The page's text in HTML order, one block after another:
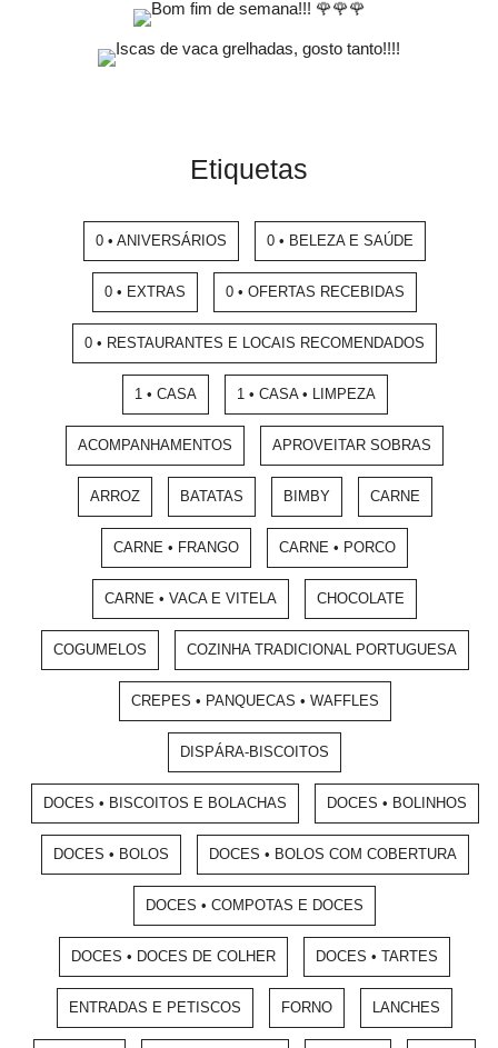
Etiquetas
0 • ANIVERSÁRIOS 0 • BELEZA E SAÚDE
0 • EXTRAS 0 • OFERTAS RECEBIDAS
0 • RESTAURANTES E LOCAIS RECOMENDADOS
1 • CASA 1 • CASA • LIMPEZA
ACOMPANHAMENTOS APROVEITAR SOBRAS
ARROZ BATATAS BIMBY CARNE
CARNE • FRANGO CARNE • PORCO
CARNE • VACA E VITELA CHOCOLATE
COGUMELOS COZINHA TRADICIONAL PORTUGUESA
CREPES • PANQUECAS • WAFFLES
DISPÁRA-BISCOITOS
DOCES • BISCOITOS E BOLACHAS DOCES • BOLINHOS
DOCES • BOLOS DOCES • BOLOS COM COBERTURA
DOCES • COMPOTAS E DOCES
DOCES • DOCES DE COLHER DOCES • TARTES
ENTRADAS E PETISCOS FORNO LANCHES